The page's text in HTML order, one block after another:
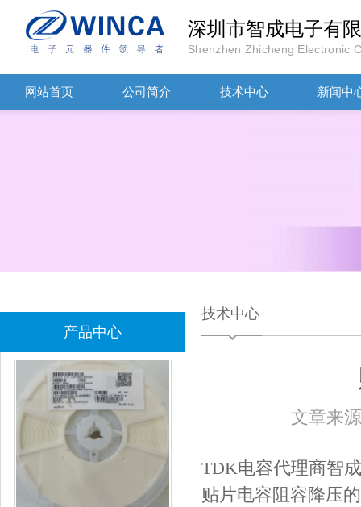
深圳市智成电子有
Shenzhen Zhicheng Electronic
网站首页 公司简介 技术中心 新闻中
产品中心
技术中心
文章来
TDK电容代理商智
贴片电容阻容降压